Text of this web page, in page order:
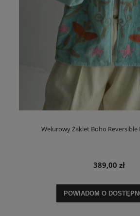
Welurowy Żakiet Boho Reversible
389,00 zł
POWIADOM O